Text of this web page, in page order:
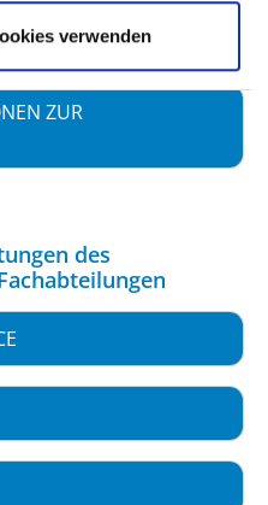
verwenden
MIT
ZUR
des